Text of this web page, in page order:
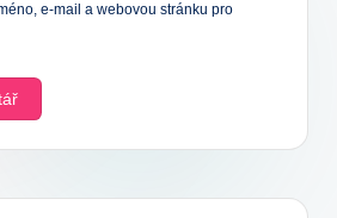
e-mail a webovou stránku pro